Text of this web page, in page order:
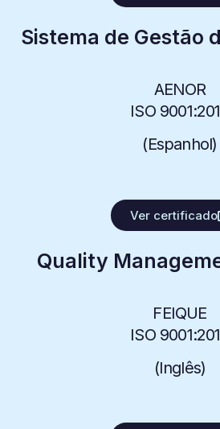
Sistema de Gestão
AENOR
ISO
(Espanhol)
Ver certificado
Quality
FEIQUE
ISO
(Inglês)